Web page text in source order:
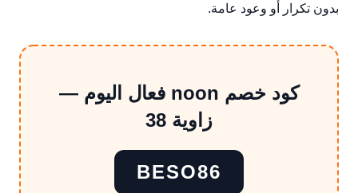
بدون تكرار أو وعود عامة.
كود خصم noon فعال اليوم —
زاوية 38
BESO86